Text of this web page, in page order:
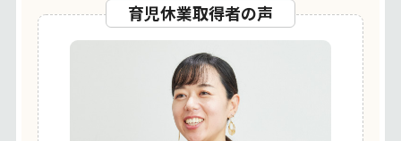
育児休業取得者の声